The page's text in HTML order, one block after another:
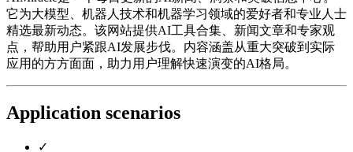
它为大模型、机器人技术和机器学习领域的爱好者和专业人士
精选最新动态。该网站提供AI工具合集、新闻文章和专家观
点，帮助用户紧跟AI发展步伐。内容涵盖从重大突破到实际
应用的方方面面，助力用户理解快速演变的AI格局。
Application scenarios
✓